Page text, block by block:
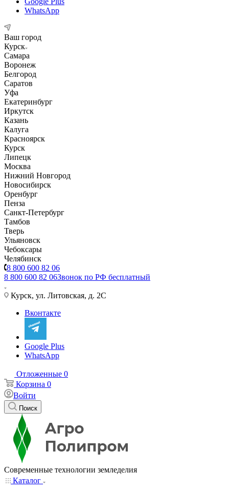
WhatsApp
Ваш город
Курск
Самара
Воронеж
Белгород
Саратов
Уфа
Екатеринбург
Иркутск
Казань
Калуга
Красноярск
Курск
Липецк
Москва
Нижний Новгород
Новосибирск
Оренбург
Пенза
Санкт-Петербург
Тамбов
Тверь
Ульяновск
Чебоксары
Челябинск
8 800 600 82 06
8 800 600 82 06Звонок по РФ бесплатный
Курск, ул. Литовская, д. 2С
Вконтакте
Google Plus
WhatsApp
Отложенные 0
Корзина 0
Войти
Поиск
Современные технологии земледелия
Каталог